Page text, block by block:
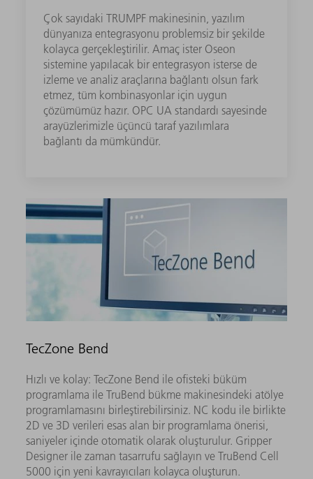
Çok sayıdaki TRUMPF makinesinin, yazılım
dünyanıza entegrasyonu problemsiz bir şekilde
kolayca gerçekleştirilir. Amaç ister Oseon
sistemine yapılacak bir entegrasyon isterse de
izleme ve analiz araçlarına bağlantı olsun fark
etmez, tüm kombinasyonlar için uygun
çözümümüz hazır. OPC UA standardı sayesinde
arayüzlerimizle üçüncü taraf yazılımlara
bağlantı da mümkündür.
TecZone Bend
Hızlı ve kolay: TecZone Bend ile ofisteki büküm
programlama ile TruBend bükme makinesindeki atölye
programlamasını birleştirebilirsiniz. NC kodu ile birlikte
2D ve 3D verileri esas alan bir programlama önerisi,
saniyeler içinde otomatik olarak oluşturulur. Gripper
Designer ile zaman tasarrufu sağlayın ve TruBend Cell
5000 için yeni kavrayıcıları kolayca oluşturun.